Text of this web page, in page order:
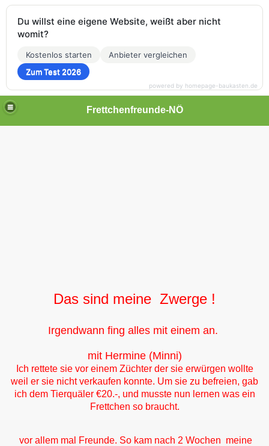
Frettchenfreunde-NÖ
Das sind meine Zwerge !
Irgendwann fing alles mit einem an.
mit Hermine (Minni)
Ich rettete sie vor einem Züchter der sie erwürgen wollte
weil er sie nicht verkaufen konnte. Um sie zu befreien, gab
ich dem Tierquäler €20.-, und musste nun lernen was ein
Frettchen so braucht.
vor allem mal Freunde. So kam nach 2 Wochen meine
Du willst eine eigene Website, weißt aber nicht
womit?
Kostenlos starten
Anbieter vergleichen
Zum Test 2026
powered by homepage-baukasten.de